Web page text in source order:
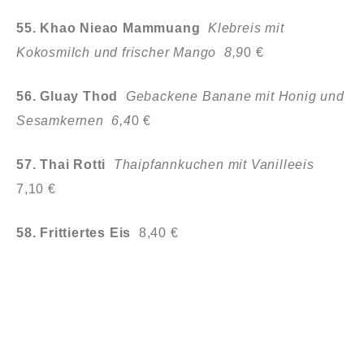
55. Khao Nieao Mammuang Klebreis mit
Kokosmilch und frischer Mango 8,90 €
56. Gluay Thod Gebackene Banane mit Honig und
Sesamkernen 6,40 €
57. Thai Rotti Thaipfannkuchen mit Vanilleeis
7,10 €
58. Frittiertes Eis 8,40 €